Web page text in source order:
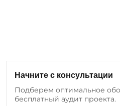
добавляем новые позиции
инструмента, а также
существующие модели.
Начните с консультации
Подберем оптимальное
бесплатный аудит проекта.